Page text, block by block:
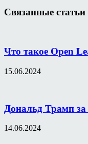
Связанные статьи
Что такое Open
15.06.2024
Дональд Трамп
14.06.2024